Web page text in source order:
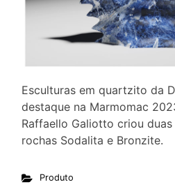
Esculturas em quartzito da
destaque na Marmomac
Raffaello Galiotto criou
rochas Sodalita e Bronzite.
Produto